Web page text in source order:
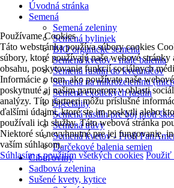
Úvodná stránka
Semená
Semená zeleniny
Semená byliniek
BIO organické semená
Semená kvetov - malé balenia
Semená rastlín do kvetináčov
Semená na mikrozeleninu
Semená exotických rastlín
Špeciality
Semená rastlín pre boj proti
Semená trávy
Semená kvetov - Profi
Darčekové balenia semien
Cibuľoviny
Sadbová zelenina
Sušené kvety, kytice
Používame Cookies
Táto webstránka používa súbory cookies
súbory, ktoré používajú naše webové stránky
obsahu, poskytovanie funkcií sociálnych
Informácie o tom, ako používate naše
poskytnuté aj našim partnerom v oblasti
analýzy. Títo partneri môžu príslušné
ďalšími údajmi, ktoré ste im poskytli alebo
používali ich služby. Táto webová stránka
Niektoré sú nevyhnutné pre jej fungovanie,
vaším súhlasom.
Súhlasím s použitím všetkých cookies Použiť